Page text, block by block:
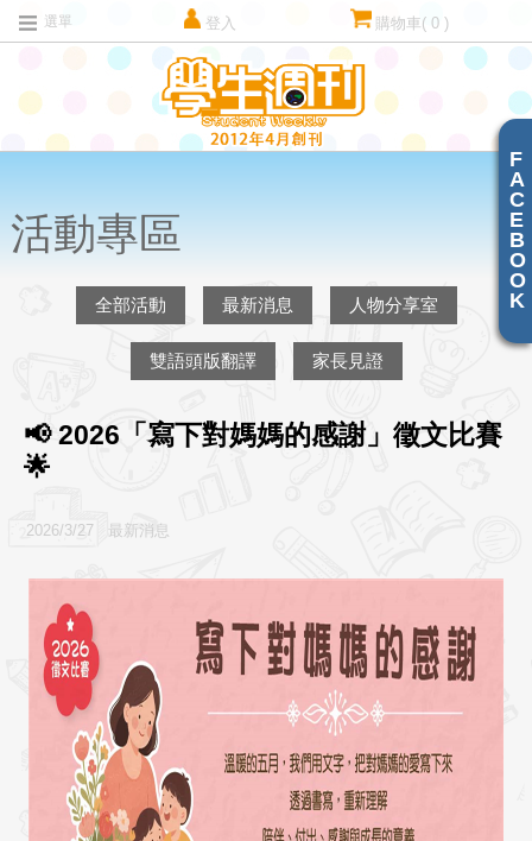
選單 登入 購物車( 0 )
活動專區
全部活動 最新消息 人物分享室
雙語頭版翻譯 家長見證
📢 2026「寫下對媽媽的感謝」徵文比賽
🌟
2026/3/27 最新消息
F
A
C
E
B
O
O
K